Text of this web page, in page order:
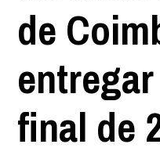
de
final de